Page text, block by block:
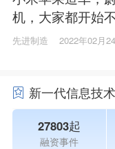
机，大家都开始
先进制造 2022年02月
新一代信息技
27803起
融资事件